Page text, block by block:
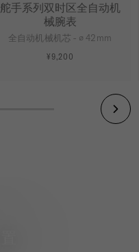
舵手系列双时区全自动机
械腕表
全自动机械机芯 - ∅ 42mm
¥9,200